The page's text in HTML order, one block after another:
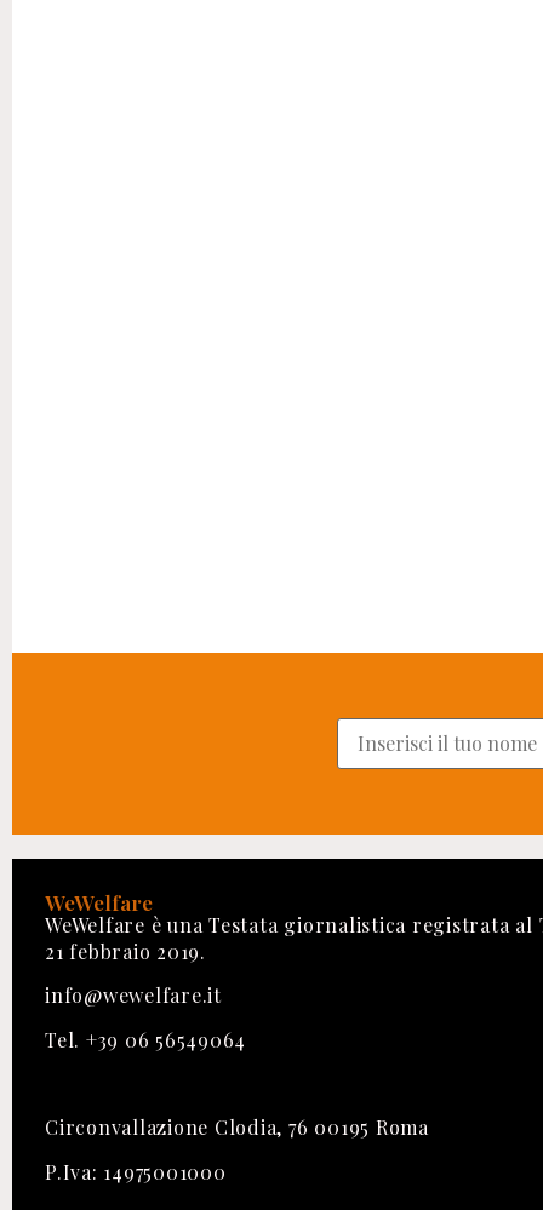
WeWelfare
WeWelfare è una Testata giornalistica registrata al
21 febbraio 2019.
info@wewelfare.it
Tel. +39 06 56549064
Circonvallazione Clodia, 76 00195 Roma
P.Iva: 14975001000